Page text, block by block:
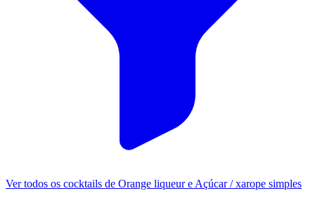
Ver todos os cocktails de Orange liqueur e Açúcar / xarope simples